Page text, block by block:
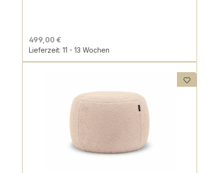
499,00 €
Lieferzeit: 11 - 13 Wochen